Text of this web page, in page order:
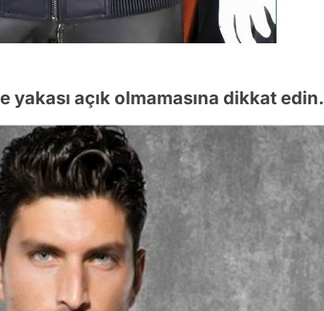
yakası açık olmamasına dikkat edin.